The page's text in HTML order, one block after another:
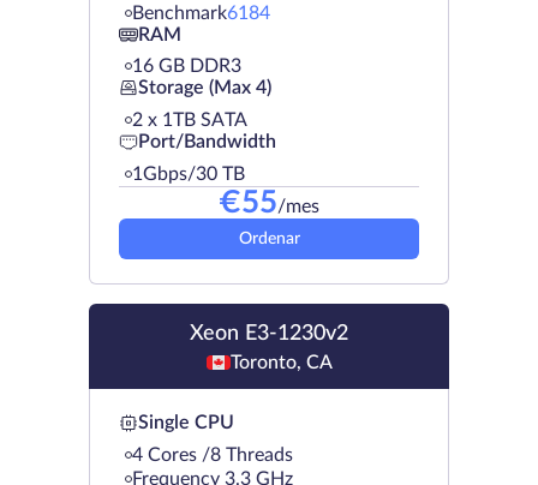
Benchmark6184
RAM
16 GB DDR3
Storage (Max 4)
2 х 1TB SATA
Port/Bandwidth
1Gbps/30 TB
€55/mes
Ordenar
Xeon E3-1230v2
Toronto, CA
Single CPU
4 Cores /8 Threads
Frequency 3.3 GHz